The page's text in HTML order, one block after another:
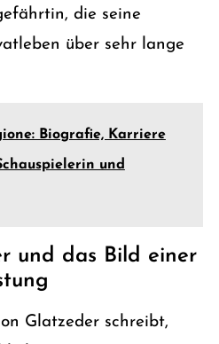
die seine
über sehr lange
Biografie, Karriere
und
und das Bild einer
Glatzeder schreibt,